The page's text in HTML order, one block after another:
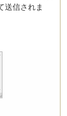
送信されま